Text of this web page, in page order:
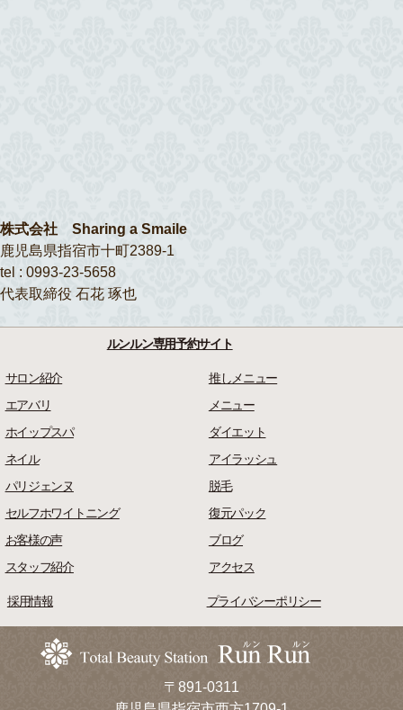
株式会社 Sharing a Smaile
鹿児島県指宿市十町2389-1
tel : 0993-23-5658
代表取締役 石花 琢也
ルンルン専用予約サイト
サロン紹介
推しメニュー
エアバリ
メニュー
ホイップスパ
ダイエット
ネイル
アイラッシュ
パリジェンヌ
脱毛
セルフホワイトニング
復元パック
お客様の声
ブログ
スタッフ紹介
アクセス
採用情報 プライバシーポリシー
〒891-0311